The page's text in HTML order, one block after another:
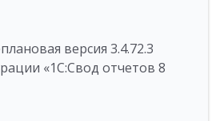
версия 3.4.72.3
«1C:Свод отчетов 8